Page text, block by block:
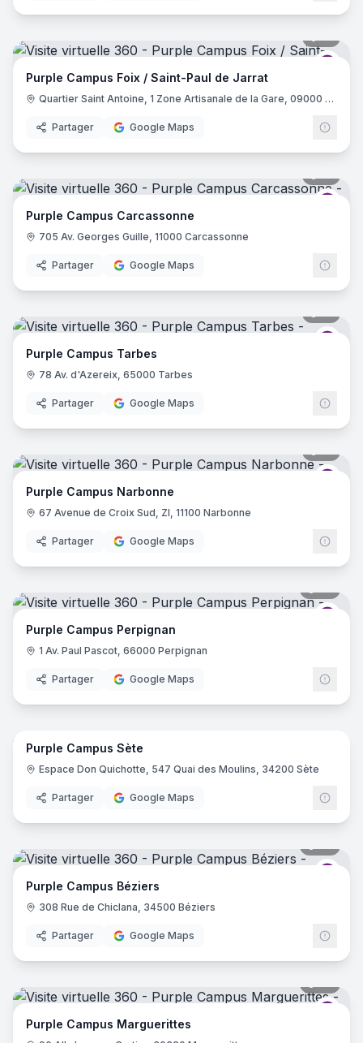
Purple Campus Foix / Saint-Paul de Jarrat
Quartier Saint Antoine, 1 Zone Artisanale de la Gare, 09000 Saint-Paul-de-Jarrat
Partager Google Maps
Purple Campus Carcassonne
705 Av. Georges Guille, 11000 Carcassonne
Partager Google Maps
Purple Campus Tarbes
78 Av. d'Azereix, 65000 Tarbes
Partager Google Maps
Purple Campus Narbonne
67 Avenue de Croix Sud, ZI, 11100 Narbonne
Partager Google Maps
Purple Campus Perpignan
1 Av. Paul Pascot, 66000 Perpignan
Partager Google Maps
18
Purple Campus Sète
Espace Don Quichotte, 547 Quai des Moulins, 34200 Sète
Partager Google Maps
Purple Campus Béziers
308 Rue de Chiclana, 34500 Béziers
Partager Google Maps
Purple Campus Marguerittes